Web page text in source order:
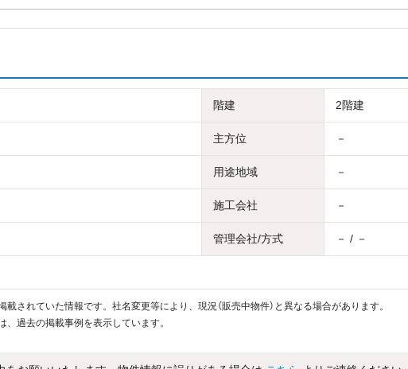
階建 2階建
主方位 －
用途地域 －
施工会社 －
管理会社/方式 － / －
載されていた情報です。社名変更等により、現況（販売中物件）と異なる場合があります。
過去の掲載事例を表示しています。